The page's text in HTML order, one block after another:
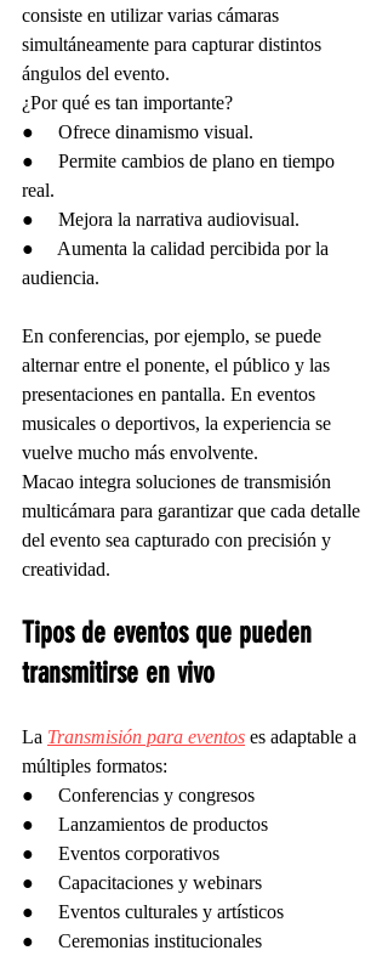
consiste en utilizar varias cámaras
simultáneamente para capturar distintos
ángulos del evento.
¿Por qué es tan importante?
●     Ofrece dinamismo visual.
●     Permite cambios de plano en tiempo
real.
●     Mejora la narrativa audiovisual.
●     Aumenta la calidad percibida por la
audiencia.
En conferencias, por ejemplo, se puede
alternar entre el ponente, el público y las
presentaciones en pantalla. En eventos
musicales o deportivos, la experiencia se
vuelve mucho más envolvente.
Macao integra soluciones de transmisión
multicámara para garantizar que cada detalle
del evento sea capturado con precisión y
creatividad.
Tipos de eventos que pueden
transmitirse en vivo
La Transmisión para eventos es adaptable a
múltiples formatos:
●     Conferencias y congresos
●     Lanzamientos de productos
●     Eventos corporativos
●     Capacitaciones y webinars
●     Eventos culturales y artísticos
●     Ceremonias institucionales